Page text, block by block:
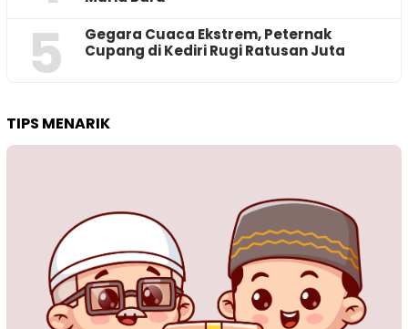
5
‎Gegara Cuaca Ekstrem, Peternak
Cupang di Kediri Rugi Ratusan Juta
TIPS MENARIK